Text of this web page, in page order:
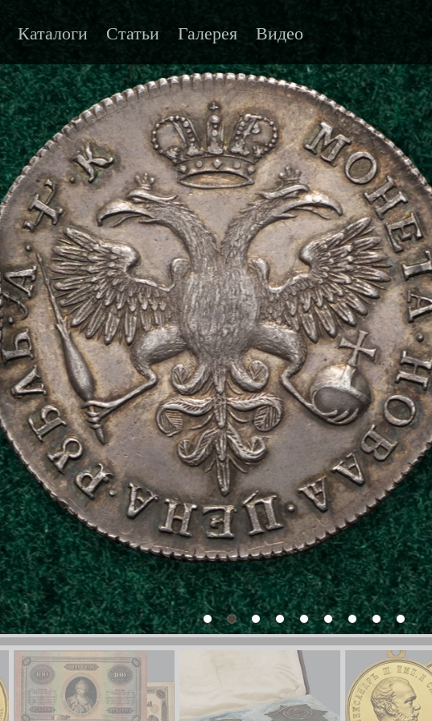
Каталоги Статьи Галерея Видео